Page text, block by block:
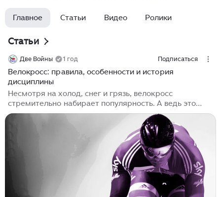
грязь, лесные участки, ступени и трамплины.
Велокросс требует от участников отличной
уверенности на разных типах покрытия.
Соревнования проходят в формате спринтов, и
скорость, стратегия и выносливость играют ключевую
роль.
Главное Статьи Видео Ролики
Статьи
Две Войны 1 год Подписаться
Велокросс: правила, особенности и история
дисциплины
Несмотря на холод, снег и грязь, велокросс
стремительно набирает популярность. А ведь это
зимний вид велоспорта: гонки проходят с осени до
конца зимы. Участники соревнуются на коротких
трассах с крутыми подъемами, спусками и разными
препятствиями, которые надо преодолевать в любую
притягивая все больше и больше народа. В чём
секрет такой притягательности? Чтобы это понять,
нужно узнать про правила, особенности и историю
этой спортивной дисциплин. Велокросс...